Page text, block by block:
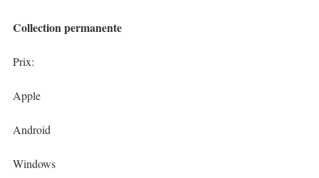
Collection permanente
Prix:
Apple
Android
Windows